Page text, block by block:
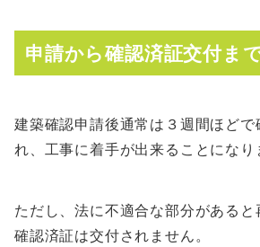
申請から確認済証交付ま
建築確認申請後通常は３週間ほどで
れ、工事に着手が出来ることになり
ただし、法に不適合な部分がある
確認済証は交付されません。